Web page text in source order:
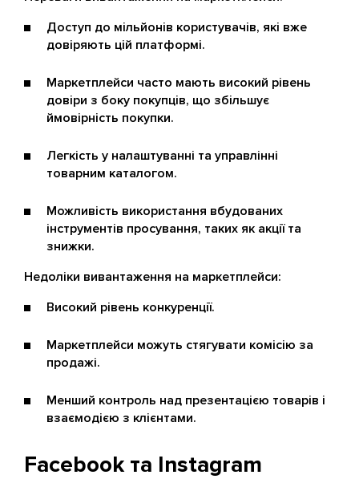
Доступ до мільйонів користувачів, які вже
довіряють цій платформі.
Маркетплейси часто мають високий рівень
довіри з боку покупців, що збільшує
ймовірність покупки.
Легкість у налаштуванні та управлінні
товарним каталогом.
Можливість використання вбудованих
інструментів просування, таких як акції та
знижки.
Недоліки вивантаження на маркетплейси:
Високий рівень конкуренції.
Маркетплейси можуть стягувати комісію за
продажі.
Менший контроль над презентацією товарів і
взаємодією з клієнтами.
Facebook та Instagram